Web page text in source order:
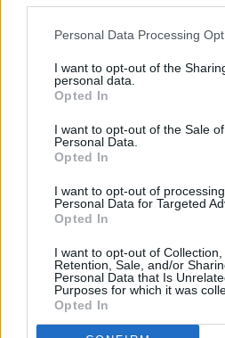
Personal Data Processing
I want to opt-out of the
personal data.
Opted In
I want to opt-out of the Sale
Personal Data.
Opted In
I want to opt-out of
Personal Data for Targeted
Opted In
I want to opt-out of Collection,
Retention, Sale, and/or
Personal Data that Is
Purposes for which it was
Opted In
La representación local
destacado conla presencia
Manuel Lezcano, Makoa
Cabrera, quienes competirán
En bodyboard, el evento
el vigente campeón, Amaury
Reunión), que regresará a
en la pasada edición. Junto a
referencia internacional
Louis Costes; el hawaiano
leyenda del bodyboard